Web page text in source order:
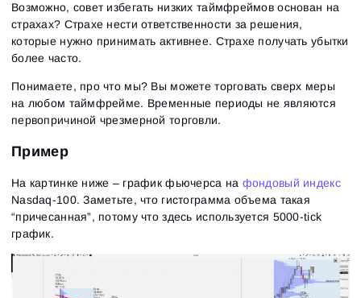
Возможно, совет избегать низких таймфреймов основан на
страхах? Страхе нести ответственности за решения,
которые нужно принимать активнее. Страхе получать убытки
более часто.
Понимаете, про что мы? Вы можете торговать сверх меры
на любом таймфрейме. Временные периоды не являются
первопричиной чрезмерной торговли.
Пример
На картинке ниже – график фьючерса на фондовый индекс
Nasdaq-100. Заметьте, что гистограмма объема такая
“причесанная”, потому что здесь используется 5000-tick
график.